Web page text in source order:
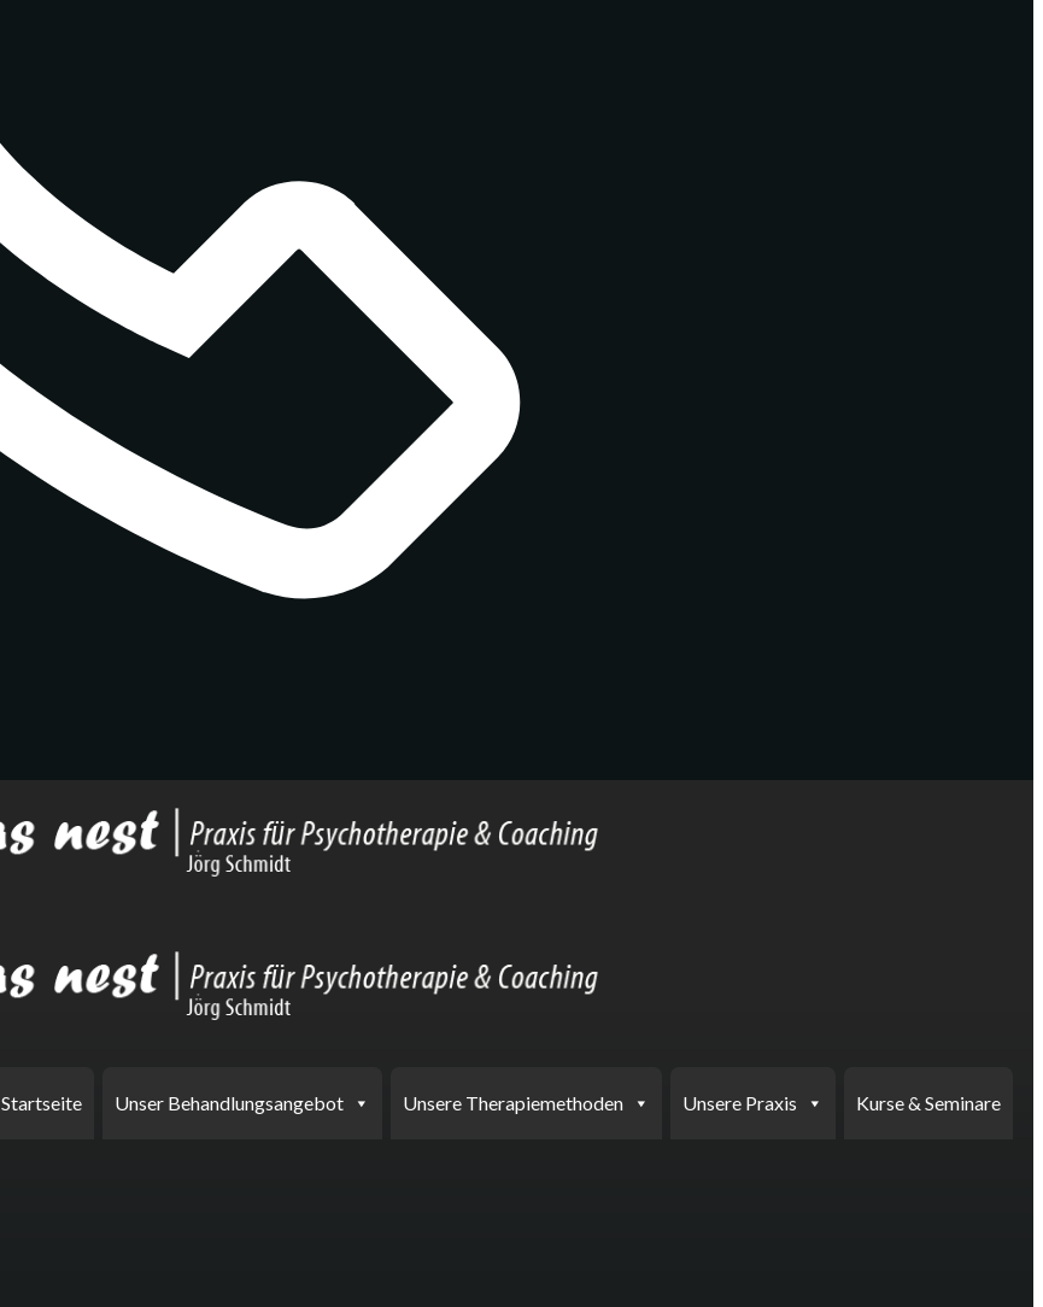
Startseite Unser Behandlungsangebot Unsere Therapiemethoden Unsere Praxis Kurse & Seminare